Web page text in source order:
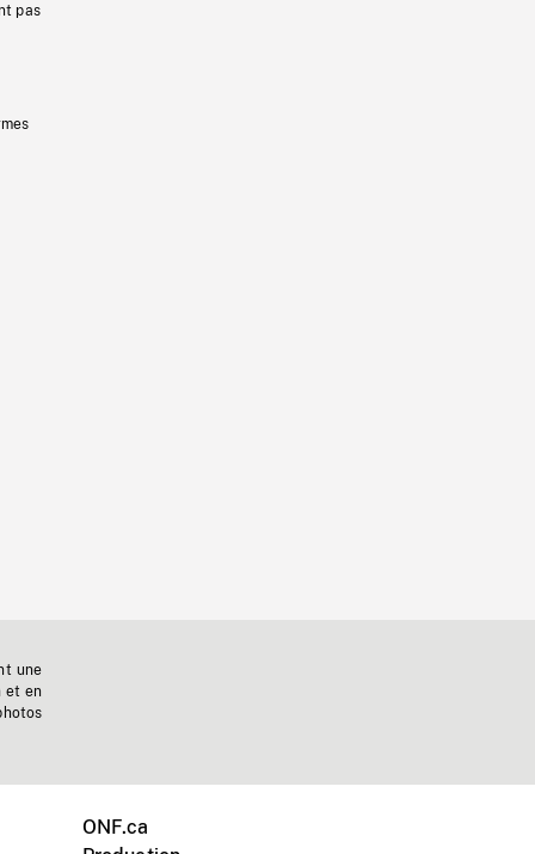
pas
une
et en
ONF.ca